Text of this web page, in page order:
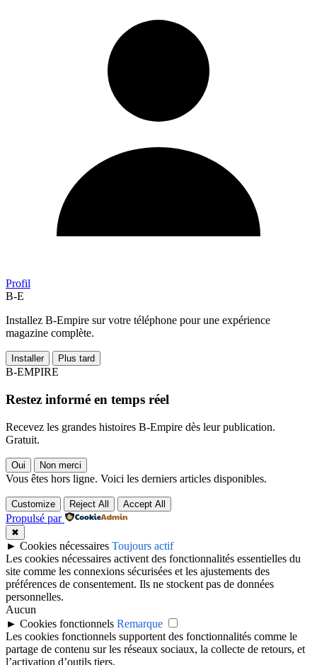
Profil
B-E
Installez B-Empire sur votre téléphone pour une expérience
magazine complète.
Installer Plus tard
B-EMPIRE
Restez informé en temps réel
Recevez les grandes histoires B-Empire dès leur publication.
Gratuit.
Oui Non merci
Vous êtes hors ligne. Voici les derniers articles disponibles.
Customize Reject All Accept All
Propulsé par
✖
► Cookies nécessaires Toujours actif
Les cookies nécessaires activent des fonctionnalités essentielles du
site comme les connexions sécurisées et les ajustements des
préférences de consentement. Ils ne stockent pas de données
personnelles.
Aucun
► Cookies fonctionnels Remarque
Les cookies fonctionnels supportent des fonctionnalités comme le
partage de contenu sur les réseaux sociaux, la collecte de retours, et
l’activation d’outils tiers.